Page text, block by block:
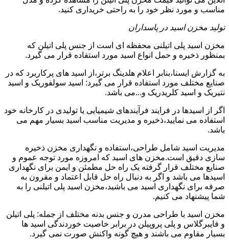
مناسب و مورد نظر خود را به راحتی خریداری کنید.
تولید مخزن اسید در پاسداران
مخزن اسید پلی اتیلنی محفظه ای است از جنس پلی اتیلن که
بمنظور ذخیره و حمل انواع اسید مورد استفاده قرار می گیرد.
به گزارش ایسنا،بنابر اعلام هلدینگ برتر،از اسید های پرکاربرد که در
صنایع مختلف مورد استفاده قرار می گیرد: اسید سولفوریک و اسید
نتیریک و اسید کلریدریک و...می باشد.
اگر از اسیدها در فرایند فرآیندهای شیمیایی یا تولیدی در کارخانه خود
استفاده می نمایید،ذخیره و مدیریت مناسب اسید بسیار مهم می
باشد.
مدیریت اسید شامل طراحی،استفاده و نگهداری مخزن ذخیره
سازی دقیق است.مخزن های اسید که امروزه مورد توجه عموم و
صنایع مختلف قرار گرفته یک راه حل مطمئن و ایمن برای نگهداری
اسیدها می باشد و اگر به دنبال راه حل قابل اعتماد و مقرون به
صرفه برای نگهداری اسید می باشید،مخزن اسید پلی اتیلنی را به
شما پیشنهاد می کنیم.
مخزن اسید با طراحی مدرن و جنس بدنه مختلف از جمله: پلی اتیلن
و فایبرگلاس و پلی پروپیلن در برابر خاصیت خوردندگی اسید ها
بسیار مقاوم می باشند و هیچ گونه واکنش صورت نمی گیرد.